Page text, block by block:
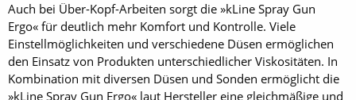
Auch bei Über-Kopf-Arbeiten sorgt die »kLine Spray Gun
Ergo« für deutlich mehr Komfort und Kontrolle. Viele
Einstellmöglichkeiten und verschiedene Düsen ermöglichen
den Einsatz von Produkten unterschiedlicher Viskositäten. In
Kombination mit diversen Düsen und Sonden ermöglicht die
»kLine Spray Gun Ergo« laut Hersteller eine gleichmäßige und